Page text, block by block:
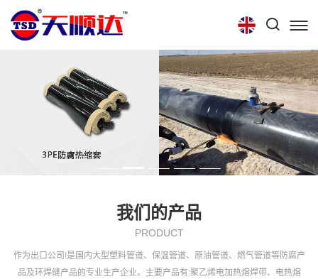
技术中心
招聘信息
我们的产品
PRODUCT
作为出口公司!是国内大型塑料管道、保温管道、原油管道、燃气管道等防腐产
品及环焊缝产品的专业生产企业。主要产品有:聚乙烯电加热熔焊带、电热熔